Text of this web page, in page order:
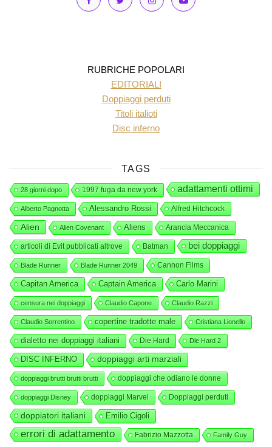
RUBRICHE POPOLARI
EDITORIALI
Doppiaggi perduti
Titoli italioti
Disc inferno
TAGS
28 giorni dopo 1997 fuga da new york adattamenti ottimi
Alberto Pagnotta Alessandro Rossi Alfred Hitchcock
Alien Alien Covenant Aliens Arancia Meccanica
articoli di Evit pubblicati altrove Batman bei doppiaggi
Blade Runner Blade Runner 2049 Cannon Films
Capitan America Captain America Carlo Marini
censura nei doppiaggi Claudio Capone Claudio Razzi
Claudio Sorrentino copertine tradotte male Cristiana Lionello
dialetto nei doppiaggi italiani Die Hard Die Hard 2
DISC INFERNO doppiaggi arti marziali
doppiaggi brutti brutti brutti doppiaggi che odiano le donne
doppiaggi Disney doppiaggi Marvel Doppiaggi perduti
doppiatori italiani Emilio Cigoli
errori di adattamento Fabrizio Mazzotta Family Guy